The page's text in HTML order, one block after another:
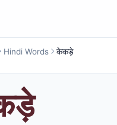
Hindi Words केकड़े